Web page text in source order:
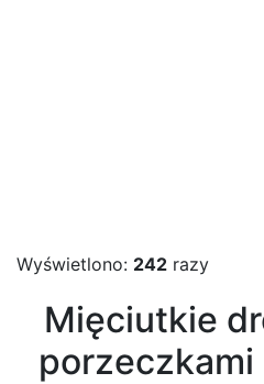
Wyświetlono: 242 razy
Mięciutkie